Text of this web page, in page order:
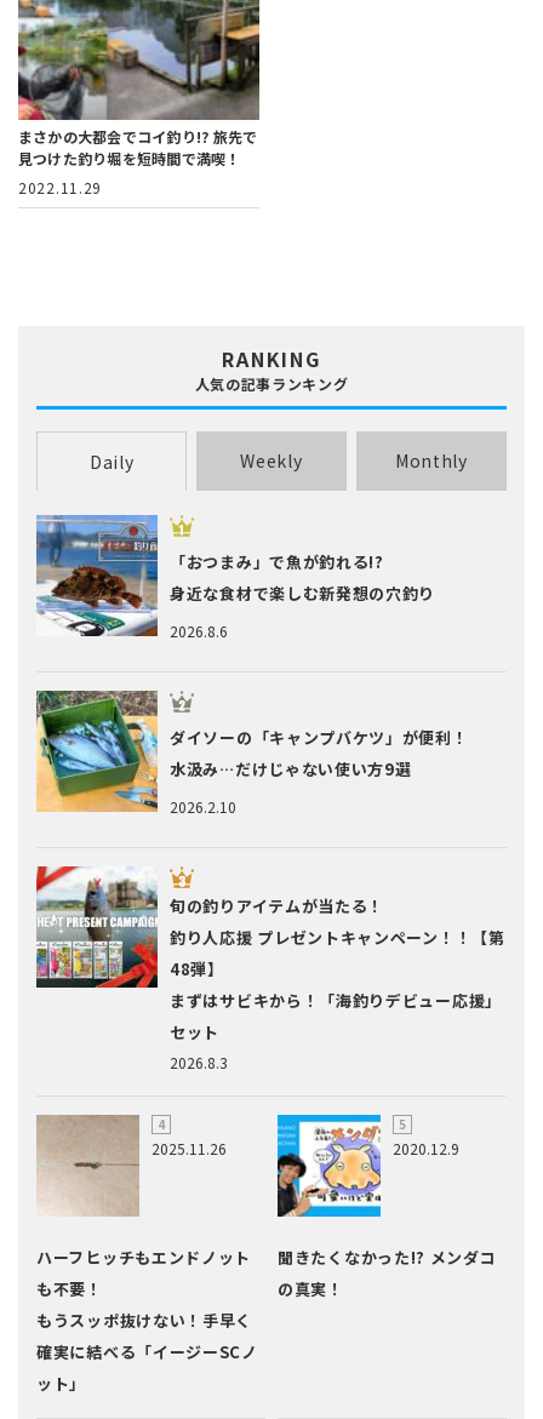
まさかの大都会でコイ釣り!? 旅先で
見つけた釣り堀を短時間で満喫！
2022.11.29
RANKING
人気の記事ランキング
Daily Weekly Monthly
2026.8.6
「おつまみ」で魚が釣れる!?
身近な食材で楽しむ新発想の穴釣り
2026.2.10
ダイソーの「キャンプバケツ」が便利！
水汲み…だけじゃない使い方9選
2026.8.3
旬の釣りアイテムが当たる！
釣り人応援 プレゼントキャンペーン！！【第
48弾】
まずはサビキから！「海釣りデビュー応援」
セット
2025.11.26
ハーフヒッチもエンドノット
も不要！
もうスッポ抜けない！手早く
確実に結べる「イージーSCノ
ット」
2020.12.9
聞きたくなかった!? メンダコ
の真実！